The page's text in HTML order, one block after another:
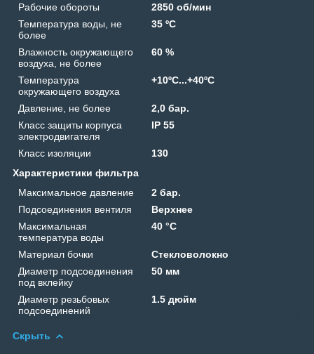
Рабочие обороты
2850 об/мин
Температура воды, не
более
35 ºС
Влажность окружающего
воздуха, не более
60 %
Температура
окружающего воздуха
+10ºС...+40ºС
Давление, не более
2,0 бар.
Класс защиты корпуса
электродвигателя
IP 55
Класс изоляции
130
Характеристики фильтра
Максимальное давление
2 бар.
Подсоединения вентиля
Верхнее
Максимальная
температура воды
40 °C
Материал бочки
Стекловолокно
Диаметр подсоединения
под вклейку
50 мм
Диаметр резьбовых
подсоединений
1.5 дюйм
Скрыть